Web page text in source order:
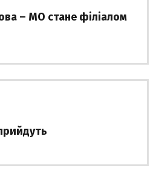
– МО стане філіалом